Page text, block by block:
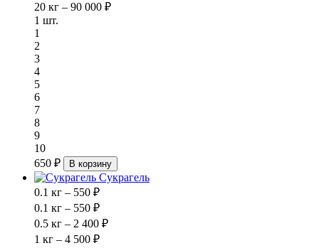
20 кг – 90 000 ₽
1 шт.
1
2
3
4
5
6
7
8
9
10
650 ₽
В корзину
Сукрагель
0.1 кг – 550 ₽
0.1 кг – 550 ₽
0.5 кг – 2 400 ₽
1 кг – 4 500 ₽